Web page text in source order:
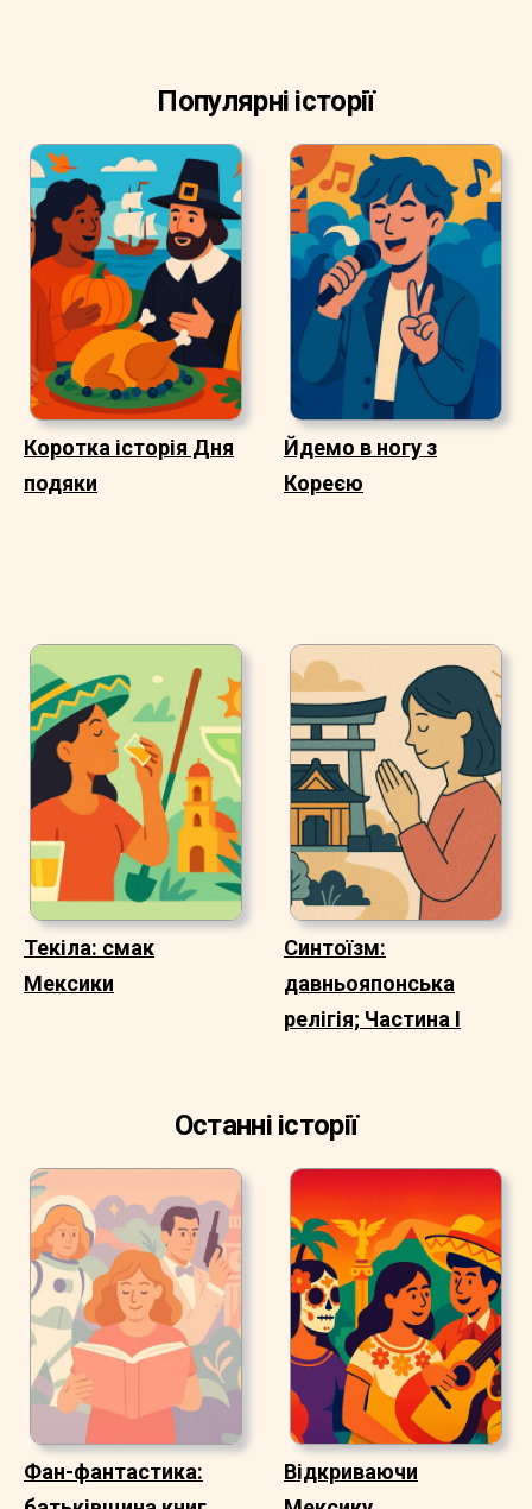
Популярні історії
Коротка історія Дня
подяки
Йдемо в ногу з
Кореєю
Текіла: смак
Мексики
Синтоїзм:
давньояпонська
релігія; Частина I
Останні історії
Фан-фантастика:
Відкриваючи